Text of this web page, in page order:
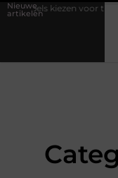
Nieuwe
artikelenkiezen voor thuis en